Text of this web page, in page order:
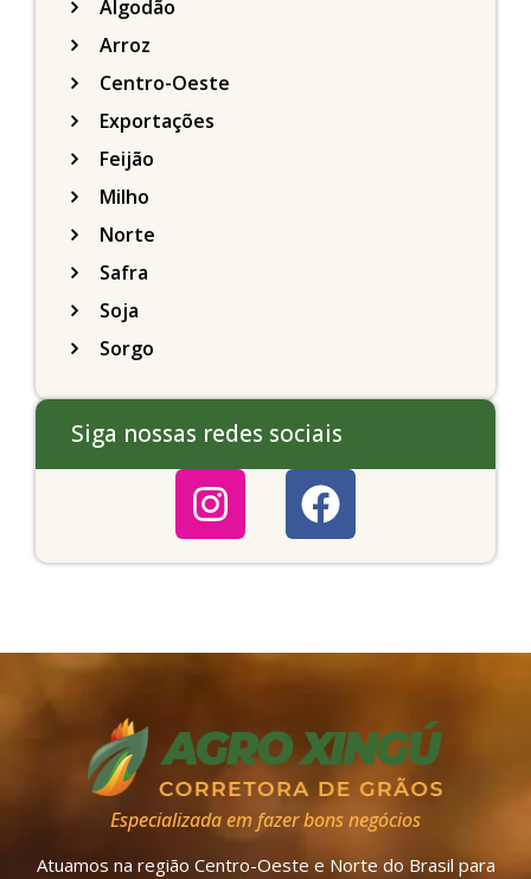
Algodão
Arroz
Centro-Oeste
Exportações
Feijão
Milho
Norte
Safra
Soja
Sorgo
Siga nossas redes sociais
Especializada em fazer bons negócios
Atuamos na região Centro-Oeste e Norte do Brasil para